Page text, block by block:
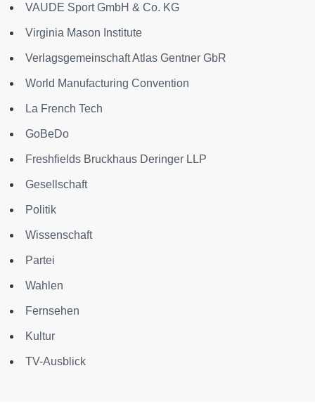
VAUDE Sport GmbH & Co. KG
Virginia Mason Institute
Verlagsgemeinschaft Atlas Gentner GbR
World Manufacturing Convention
La French Tech
GoBeDo
Freshfields Bruckhaus Deringer LLP
Gesellschaft
Politik
Wissenschaft
Partei
Wahlen
Fernsehen
Kultur
TV-Ausblick